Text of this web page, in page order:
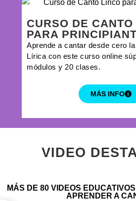
CURSO DE CANTO
PARA
Aprende a cantar desde cero
Lírica con este curso online
módulos y 20 clases.
MÁS INFO
VIDEO
MÁS DE 80 VIDEOS
APRENDER A